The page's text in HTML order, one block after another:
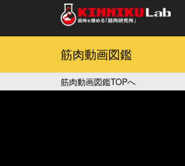
筋肉動画図鑑
筋肉動画図鑑TOPへ